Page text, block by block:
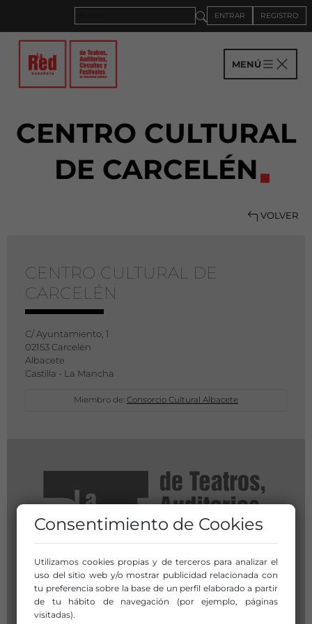
ENTRAR REGISTRO
MENÚ
CENTRO CULTURAL
DE CARCELÉN
VOLVER
CENTRO CULTURAL DE
CARCELÉN
C/ Ayuntamiento, 1
02153 Carcelén
Albacete
Castilla - La Mancha
Miembro de: Consorcio Cultural Albacete
Consentimiento de Cookies
Utilizamos cookies propias y de terceros para analizar el
uso del sitio web y/o mostrar publicidad relacionada con
tu preferencia sobre la base de un perfil elaborado a partir
de tu hábito de navegación (por ejemplo, páginas
visitadas).